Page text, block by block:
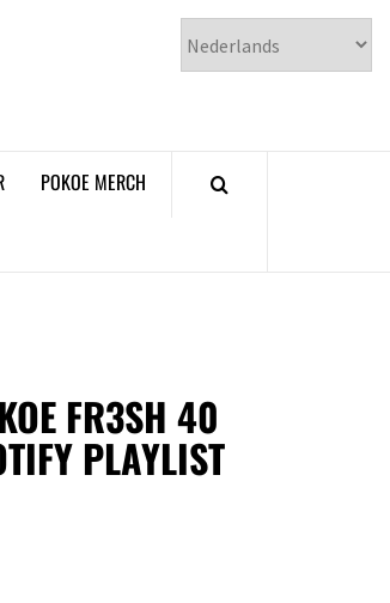
𝗛𝗜𝗣𝗛𝗢𝗣
POKOE MERCH
FR3SH 40
PLAYLIST